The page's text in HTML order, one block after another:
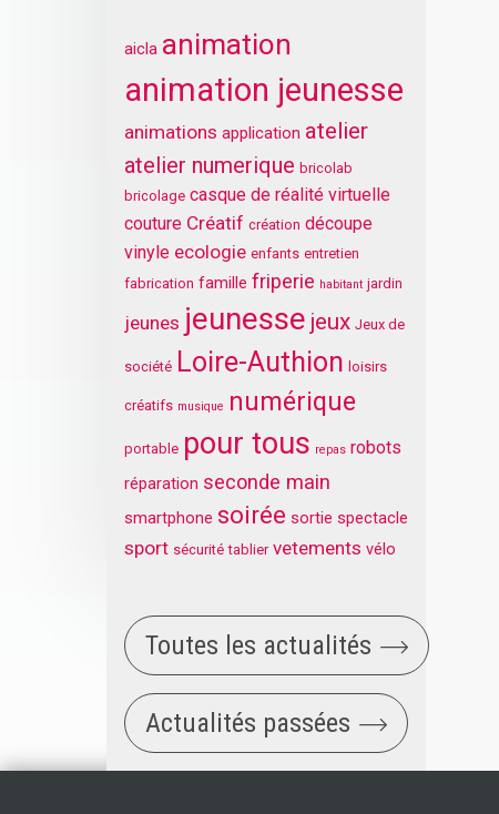
aicla animation
animation jeunesse
animations application atelier
atelier numerique bricolab
bricolage casque de réalité virtuelle
couture Créatif création découpe
vinyle ecologie enfants entretien
fabrication famille friperie habitant jardin
jeunes jeunesse jeux Jeux de
société Loire-Authion loisirs
créatifs musique numérique
portable pour tous repas robots
réparation seconde main
smartphone soirée sortie spectacle
sport sécurité tablier vetements vélo
Toutes les actualités
Actualités passées